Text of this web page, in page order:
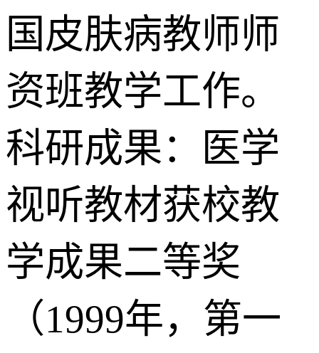
国皮肤病教师师
资班教学工作。
科研成果：医学
视听教材获校教
学成果二等奖
（1999年，第一